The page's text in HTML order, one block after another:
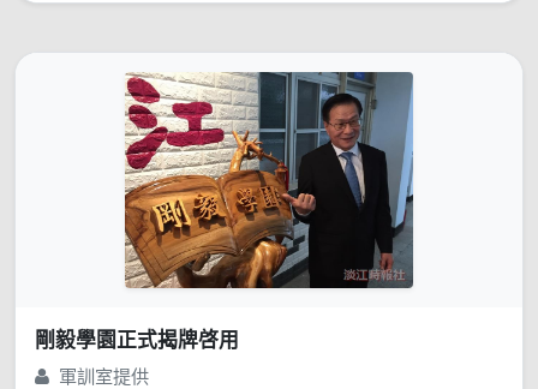
剛毅學園正式揭牌啓用
軍訓室提供